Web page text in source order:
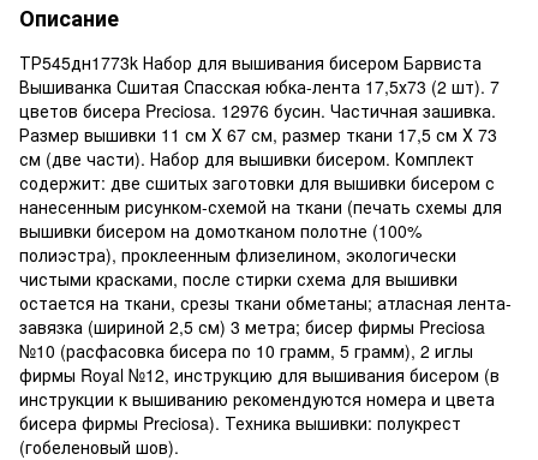
Описание
ТР545дн1773k Набор для вышивания бисером Барвиста
Вышиванка Сшитая Спасская юбка-лента 17,5х73 (2 шт). 7
цветов бисера Preciosa. 12976 бусин. Частичная зашивка.
Размер вышивки 11 см Х 67 см, размер ткани 17,5 см Х 73
см (две части). Набор для вышивки бисером. Комплект
содержит: две сшитых заготовки для вышивки бисером с
нанесенным рисунком-схемой на ткани (печать схемы для
вышивки бисером на домотканом полотне (100%
полиэстра), проклеенным флизелином, экологически
чистыми красками, после стирки схема для вышивки
остается на ткани, срезы ткани обметаны; атласная лента-
завязка (шириной 2,5 см) 3 метра; бисер фирмы Preciosa
№10 (расфасовка бисера по 10 грамм, 5 грамм), 2 иглы
фирмы Royal №12, инструкцию для вышивания бисером (в
инструкции к вышиванию рекомендуются номера и цвета
бисера фирмы Preciosa). Техника вышивки: полукрест
(гобеленовый шов).